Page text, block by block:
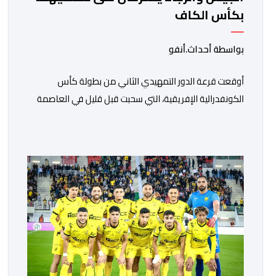
بكأس الكاف
بواسطة أحداث.أنفو
أوقعت قرعة الدور التمهيدي الثاني من بطولة كأس
الكونفدرالية الإفريقية، التي سحبت قبل قليل في العاصمة
ووسط القارة. ​وسيكون نادي الرجاء الرياضي على موعد مع
مواجهة المتأهل من المباراة التي تجمع بين إيل كانيمي
واريورز النيجيري ونادي أوديب ممثل […]